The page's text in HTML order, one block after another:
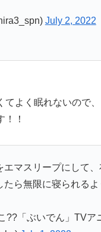
July 2, 2022
てよく眠れないので
！！
エマスリープにして
たら無限に寝られるよ
??「ぶいでん」TVア